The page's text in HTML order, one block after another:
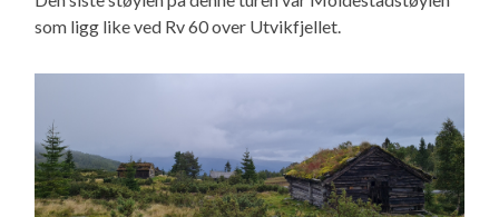
som ligg like ved Rv 60 over Utvikfjellet.